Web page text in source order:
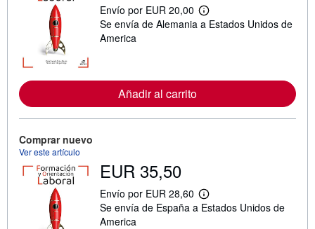
Envío por EUR 20,00
M
á
a
c
r
e
l
Se envía de Alemania a Estados Unidos de
America
Añadir al carrito
Comprar nuevo
Ver este artículo
EUR 35,50
Envío por EUR 28,60
M
á
Se envía de España a Estados Unidos de
America